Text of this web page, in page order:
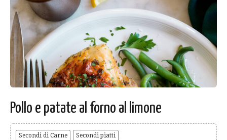
Pollo e patate al forno al limone
Secondi di Carne Secondi piatti